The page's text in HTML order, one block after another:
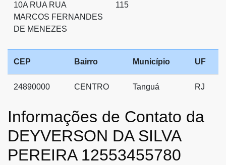
10A RUA RUA
MARCOS FERNANDES
DE MENEZES
115
CEP Bairro Município UF
24890000 CENTRO Tanguá RJ
Informações de Contato da
DEYVERSON DA SILVA
PEREIRA 12553455780